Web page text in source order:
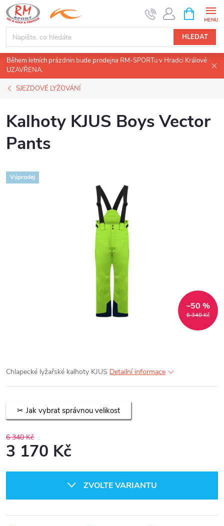
Přejít
na
obsah
HLEDAT
NÁKUPNÍ
KOŠÍK
Během letních prázdnin bude prodejna RM-SPORTu v Hradci Králové
UZAVŘENA.
SJEZDOVÉ LYŽOVÁNÍ
Kalhoty KJUS Boys Vector
Pants
Výprodej
6 340 Kč
–50 %
Chlapecké lyžařské kalhoty KJUS Detailní informace
Jak vybrat správnou velikost
6 340 Kč
3 170 Kč
ZVOLTE VARIANTU